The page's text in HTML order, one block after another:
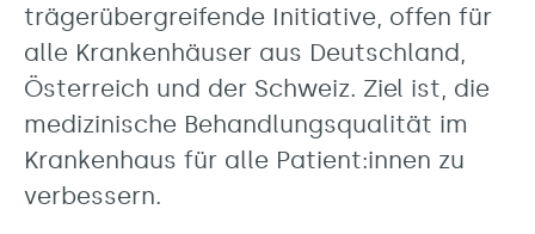
trägerübergreifende Initiative, offen für
alle Krankenhäuser aus Deutschland,
Österreich und der Schweiz. Ziel ist, die
medizinische Behandlungsqualität im
Krankenhaus für alle Patient:innen zu
verbessern.